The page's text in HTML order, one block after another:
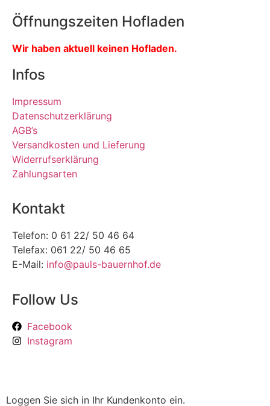
Öffnungszeiten Hofladen
Wir haben aktuell keinen Hofladen.
Infos
Impressum
Datenschutzerklärung
AGB’s
Versandkosten und Lieferung
Widerrufserklärung
Zahlungsarten
Kontakt
Telefon: 0 61 22/ 50 46 64
Telefax: 061 22/ 50 46 65
E-Mail: info@pauls-bauernhof.de
Follow Us
Facebook
Instagram
Loggen Sie sich in Ihr Kundenkonto ein.